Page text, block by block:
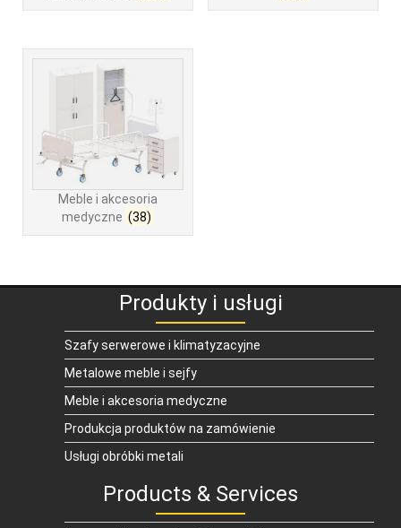
Meble i akcesoria
medyczne (38)
Produkty i usługi
Szafy serwerowe i klimatyzacyjne
Metalowe meble i sejfy
Meble i akcesoria medyczne
Produkcja produktów na zamówienie
Usługi obróbki metali
Products & Services